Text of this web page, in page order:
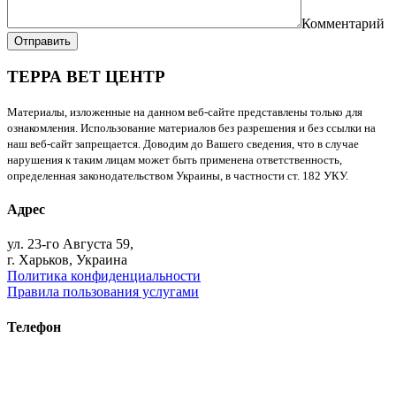
Комментарий
Отправить
ТЕРРА ВЕТ ЦЕНТР
Материалы, изложенные на данном веб-сайте представлены только для
ознакомления. Использование материалов без разрешения и без ссылки на
наш веб-сайт запрещается. Доводим до Вашего сведения, что в случае
нарушения к таким лицам может быть применена ответственность,
определенная законодательством Украины, в частности ст. 182 УКУ.
Адрес
ул. 23-го Августа 59,
г. Харьков, Украина
Политика конфиденциальности
Правила пользования услугами
Телефон